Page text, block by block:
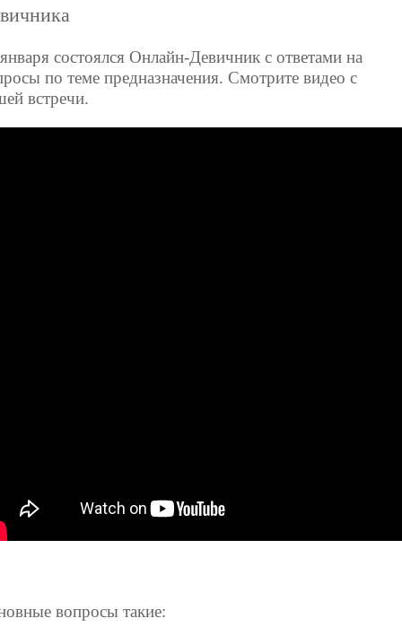
состоялся Онлайн-Девичник с ответами на
по теме предназначения. Смотрите видео с
встречи.
вопросы такие: